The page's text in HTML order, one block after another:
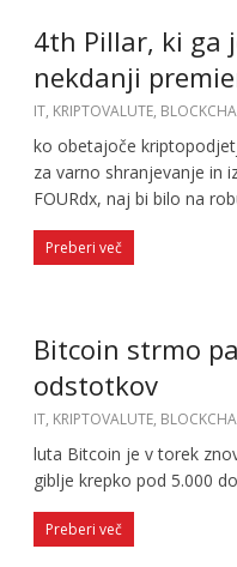
4th Pillar, ki ga
nekdanji
IT, KRIPTOVALUTE,
ko obetajoče
za varno shranjevanje in
FOURdx, naj bi bilo na
Preberi več
Bitcoin strmo
odstotkov
IT, KRIPTOVALUTE,
luta Bitcoin je v torek
giblje krepko pod 5.000
Preberi več